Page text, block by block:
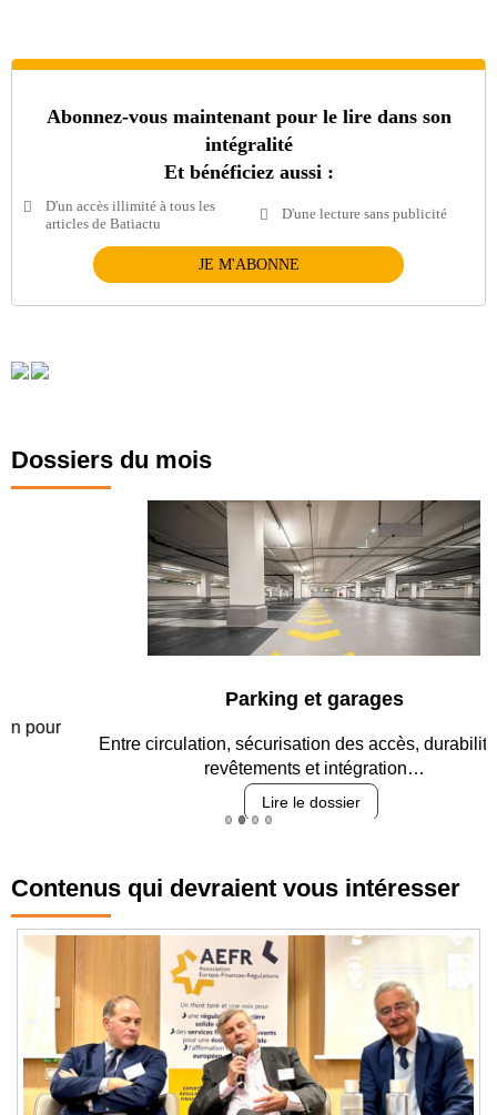
Abonnez-vous maintenant pour le lire dans son
intégralité
Et bénéficiez aussi :
D'un accès illimité à tous les
articles de Batiactu
D'une lecture sans publicité
JE M'ABONNE
Dossiers du mois
Parking et garages
Entre circulation, sécurisation des accès, durabilité des
revêtements et intégration…
Lire le dossier
Contenus qui devraient vous intéresser